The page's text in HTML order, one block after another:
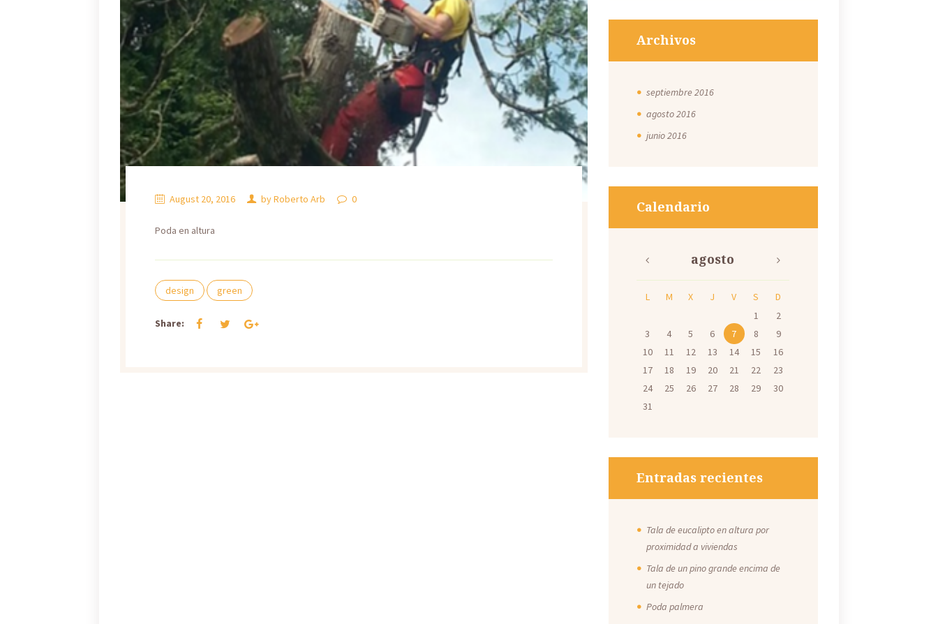
August 20, 2016 byRoberto Arb 0
Poda en altura
design green
Share:
Archivos
septiembre2016
agosto2016
junio2016
Calendario
agosto
L M X J V S
D
1
2
3
4 5 6 7 8
9
10
11 12 13 14 15
16
17
18 19 20 21 22
23
24
25 26 27 28 29
30
31
Entradas recientes
Tala de eucalipto en altura por
proximidad a viviendas
Tala de un pino grande encima de
un tejado
Poda palmera